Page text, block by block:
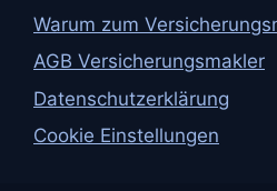
Warum zum
AGB Versicherungsmakler
Datenschutzerklärung
Cookie Einstellungen